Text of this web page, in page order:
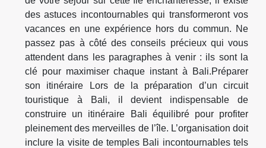
des astuces incontournables qui transformeront vos
vacances en une expérience hors du commun. Ne
passez pas à côté des conseils précieux qui vous
attendent dans les paragraphes à venir : ils sont la
clé pour maximiser chaque instant à Bali.Préparer
son itinéraire Lors de la préparation d’un circuit
touristique à Bali, il devient indispensable de
construire un itinéraire Bali équilibré pour profiter
pleinement des merveilles de l’île. L’organisation doit
inclure la visite de temples Bali incontournables tels